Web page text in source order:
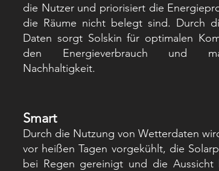
die Nutzer und priorisiert die
die Räume nicht belegt sind. Durch
Daten sorgt Solskin für optimalen
den Energieverbrauch und
Nachhaltigkeit.
Smart
Durch die Nutzung von Wetterdaten
vor heißen Tagen vorgekühlt, die
bei Regen gereinigt und die Aussicht